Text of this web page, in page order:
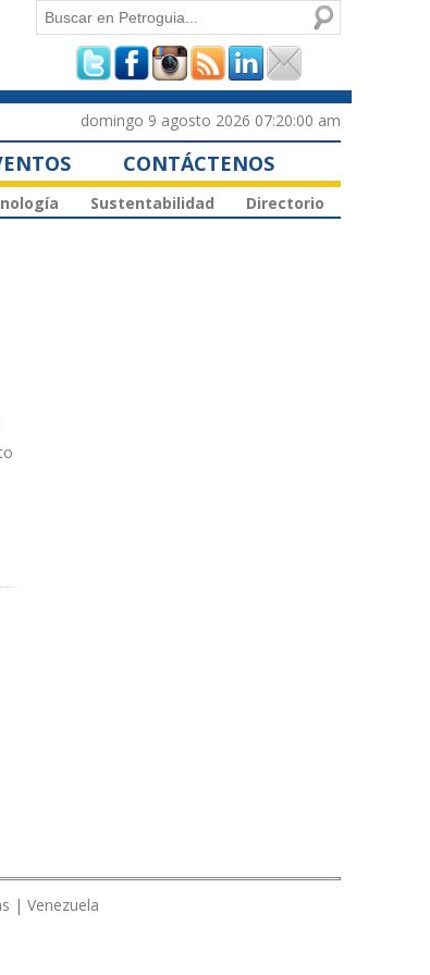
Formulario de
búsqueda
Buscar
domingo 9 agosto 2026 07:20:00 am
CONTÁCTENOS
Sustentabilidad Directorio
| Venezuela